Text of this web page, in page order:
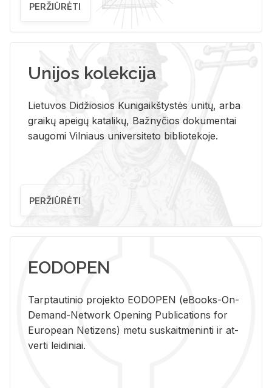
PERŽIŪRĖTI
Unijos kolekcija
Lietuvos Didžiosios Kunigaikštystės unitų, arba
graikų apeigų katalikų, Bažnyčios dokumentai
saugomi Vilniaus universiteto bibliotekoje.
PERŽIŪRĖTI
EODOPEN
Tarp­tau­ti­nio pro­jek­to EO­DO­PEN (eBo­oks-On-
De­mand-Ne­twork Ope­ning Pub­li­ca­tions for
Eu­ro­pe­an Ne­ti­zens) metu su­skait­me­nin­ti ir at­
ver­ti lei­di­niai.